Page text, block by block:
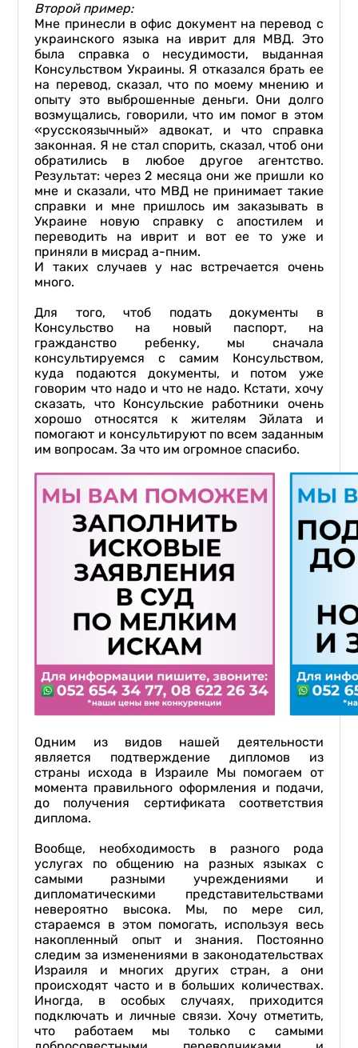
Второй пример:
Мне принесли в офис документ на перевод с
украинского языка на иврит для МВД. Это
была справка о несудимости, выданная
Консульством Украины. Я отказался брать ее
на перевод, сказал, что по моему мнению и
опыту это выброшенные деньги. Они долго
возмущались, говорили, что им помог в этом
«русскоязычный» адвокат, и что справка
законная. Я не стал спорить, сказал, чтоб они
обратились в любое другое агентство.
Результат: через 2 месяца они же пришли ко
мне и сказали, что МВД не принимает такие
справки и мне пришлось им заказывать в
Украине новую справку с апостилем и
переводить на иврит и вот ее то уже и
приняли в мисрад а-пним.
И таких случаев у нас встречается очень
много.
Для того, чтоб подать документы в
Консульство на новый паспорт, на
гражданство ребенку, мы сначала
консультируемся с самим Консульством,
куда подаются документы, и потом уже
говорим что надо и что не надо. Кстати, хочу
сказать, что Консульские работники очень
хорошо относятся к жителям Эйлата и
помогают и консультируют по всем заданным
им вопросам. За что им огромное спасибо.
Одним из видов нашей деятельности
является подтверждение дипломов из
страны исхода в Израиле Мы помогаем от
момента правильного оформления и подачи,
до получения сертификата соответствия
диплома.
Вообще, необходимость в разного рода
услугах по общению на разных языках с
самыми разными учреждениями и
дипломатическими представительствами
невероятно высока. Мы, по мере сил,
стараемся в этом помогать, используя весь
накопленный опыт и знания. Постоянно
следим за изменениями в законодательствах
Израиля и многих других стран, а они
происходят часто и в больших количествах.
Иногда, в особых случаях, приходится
подключать и личные связи. Хочу отметить,
что работаем мы только с самыми